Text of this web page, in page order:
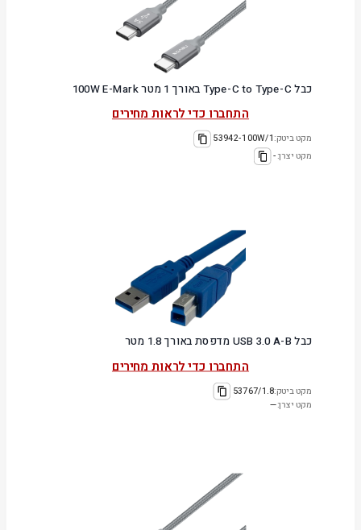
כבל Type-C to Type-C באורך 1 מטר 100W E-Mark
התחברו כדי לראות מחירים
מקט ביטק:53942-100W/1
מקט יצרן:-
כבל USB 3.0 A-B מדפסת באורך 1.8 מטר
התחברו כדי לראות מחירים
מקט ביטק:53767/1.8
מקט יצרן:—